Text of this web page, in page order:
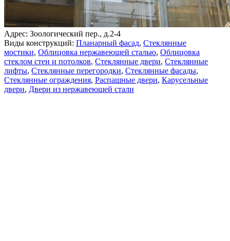
Адрес: Зоологический пер., д.2-4
Виды конструкций: Планарный фасад, Стеклянные
мостики, Облицовка нержавеющей сталью, Облицовка
стеклом стен и потолков, Стеклянные двери, Стеклянные
лифты, Стеклянные перегородки, Стеклянные фасады,
Cтеклянные ограждения, Распашные двери, Карусельные
двери, Двери из нержавеющей стали